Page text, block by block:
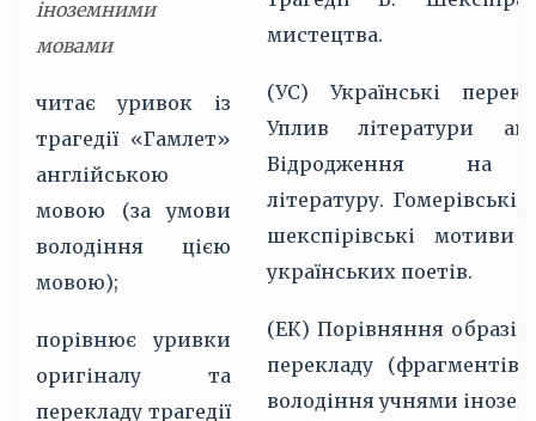
іноземними
мовами
читає уривок із
трагедії «Гамлет»
англійською
мовою (за умови
володіння цією
мовою);
порівнює уривки
оригіналу та
перекладу трагедії
мистецтва.
(УС) Українські
Уплив літератури
Відродження на
літературу. Гомерівські,
шекспірівські мотиви
українських поетів.
(ЕК) Порівняння
перекладу
володіння учнями